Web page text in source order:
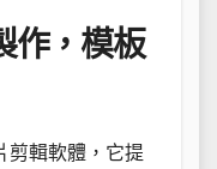
作，模板
剪輯軟體，它提